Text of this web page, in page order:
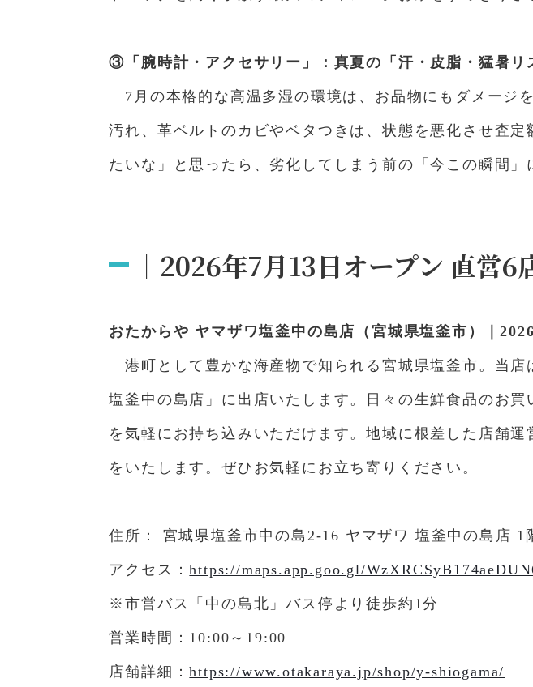
③「腕時計・アクセサリー」：真夏の「汗・皮脂・猛暑
7月の本格的な高温多湿の環境は、お品物にもダメージ
汚れ、革ベルトのカビやベタつきは、状態を悪化させ査
たいな」と思ったら、劣化してしまう前の「今この瞬間」
｜2026年7月13日オープン 直営6
おたからや ヤマザワ塩釜中の島店（宮城県塩釜市）｜
港町として豊かな海産物で知られる宮城県塩釜市。当
塩釜中の島店」に出店いたします。日々の生鮮食品のお
を気軽にお持ち込みいただけます。地域に根差した店舗
をいたします。ぜひお気軽にお立ち寄りください。
住所： 宮城県塩釜市中の島2-16 ヤマザワ 塩釜中の島店 1
アクセス：https://maps.app.goo.gl/
※市営バス「中の島北」バス停より徒歩約1分
営業時間：10:00～19:00
店舗詳細：https://www.otakaraya.jp/shop/y-shiogama/